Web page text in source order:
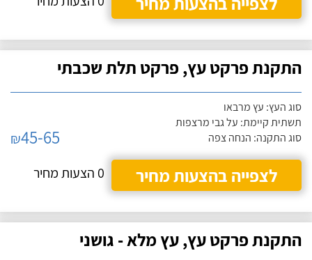
התקנת פרקט עץ, פרקט תלת שכבתי
סוג העץ: עץ מרבאו
תשתית קיימת: על גבי מרצפות
סוג התקנה: הנחה צפה
₪45-65
לצפייה בהצעות מחיר
0 הצעות מחיר
התקנת פרקט עץ, עץ מלא - גושני